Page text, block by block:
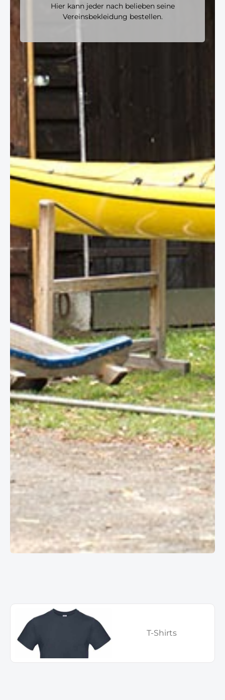
Hier kann jeder nach belieben seine
Vereinsbekleidung bestellen.
T-Shirts